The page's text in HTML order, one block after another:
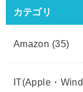
カテゴリ
Amazon (35)
IT(Apple・